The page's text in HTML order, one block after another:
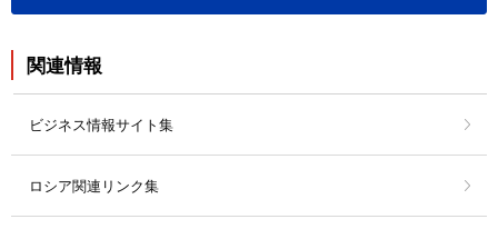
関連情報
ビジネス情報サイト集
ロシア関連リンク集